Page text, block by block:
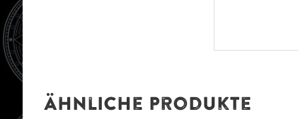
Ähnliche Produkte